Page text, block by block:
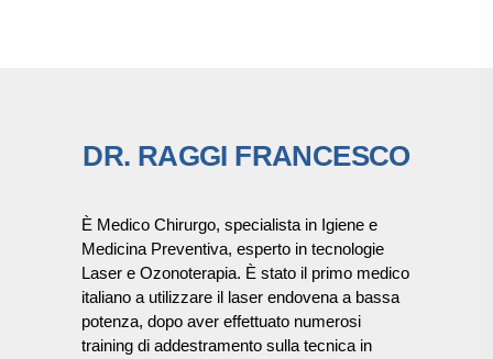
DR. RAGGI FRANCESCO
È Medico Chirurgo, specialista in Igiene e
Medicina Preventiva, esperto in tecnologie
Laser e Ozonoterapia. È stato il primo medico
italiano a utilizzare il laser endovena a bassa
potenza, dopo aver effettuato numerosi
training di addestramento sulla tecnica in